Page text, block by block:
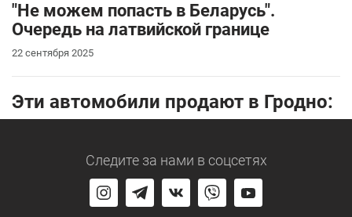
"Не можем попасть в Беларусь".
Очередь на латвийской границе
22 сентября 2025
Эти автомобили продают в Гродно:
Следите за нами в соцсетях